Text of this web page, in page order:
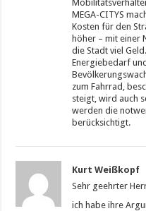
MEGA-CITYS
Kosten für den
höher – mit einer
die Stadt viel
Energiebedarf
zum Fahrrad,
steigt, wird auch
werden die
berücksichtigt.
Kurt Weißkopf
Sehr geehrter
ich habe ihre